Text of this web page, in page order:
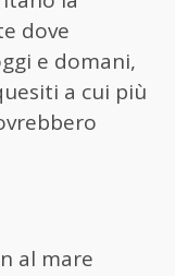
dove
e domani,
a cui più
al mare